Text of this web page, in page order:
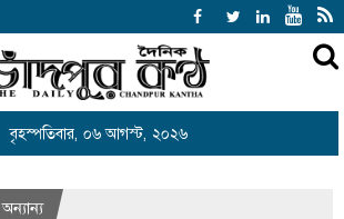
বৃহস্পতিবার, ০৬ আগস্ট, ২০২৬
অন্যান্য